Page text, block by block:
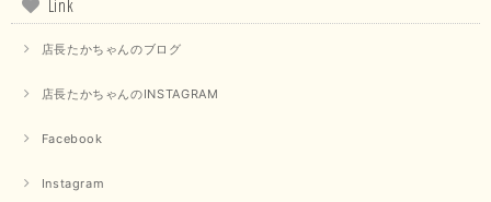
Link
店長たかちゃんのブログ
店長たかちゃんのINSTAGRAM
Facebook
Instagram